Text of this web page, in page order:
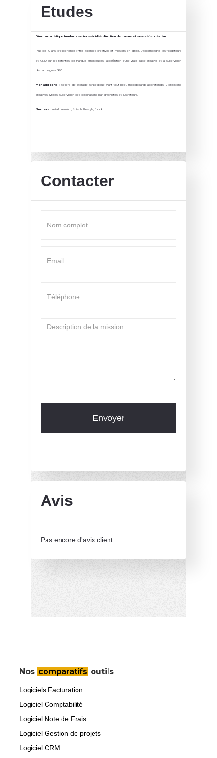
Etudes
Directeur artistique freelance senior spécialisé direction de marque et supervision créative.
Plus de 10 ans d'expérience entre agences créatives et missions en direct. J'accompagne les fondateurs
et CMO sur les refontes de marque ambitieuses, la définition d'une vraie patte créative et la supervision
de campagnes 360.
Mon approche :ateliers de cadrage stratégique avant tout pixel, moodboards approfondis, 2 directions
créatives livrées, supervision des déclinaisons par graphistes et illustrateurs.
Secteurs : retail premium, fintech, lifestyle, food.
Contacter
Avis
Pas encore d'avis client
Nos comparatifs outils
Logiciels Facturation
Logiciel Comptabilité
Logiciel Note de Frais
Logiciel Gestion de projets
Logiciel CRM